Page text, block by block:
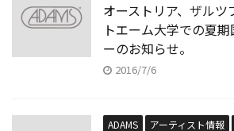
オーストリア、ザル
トエーム大学での夏
ーのお知らせ。
2016/7/6
ADAMS アーティスト情報